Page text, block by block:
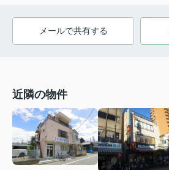
メールで共有する
近隣の物件